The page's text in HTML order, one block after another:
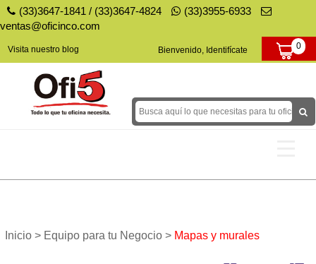
(33)3647-1841 / (33)3647-4824
(33)3955-6933
ventas@oficinco.com
Visita nuestro blog Bienvenido, Identifícate 0
Inicio > Equipo para tu Negocio > Mapas y murales